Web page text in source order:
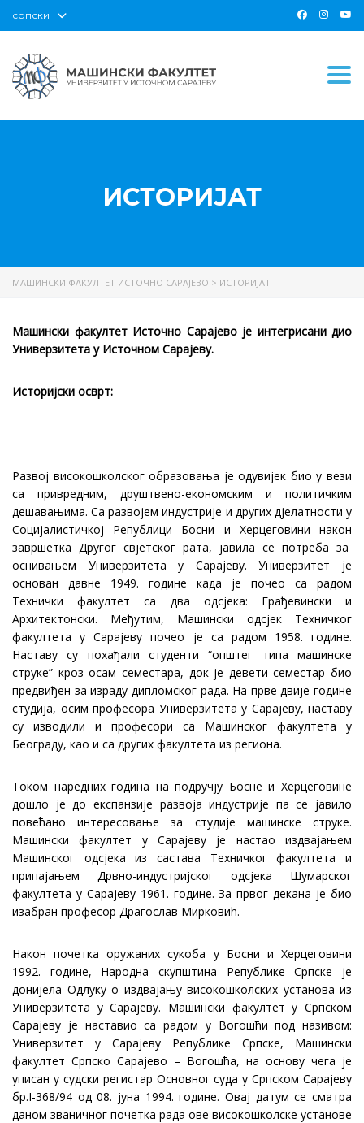
српски
ИСТОРИЈАТ
МАШИНСКИ ФАКУЛТЕТ ИСТОЧНО САРАЈЕВО > ИСТОРИЈАТ
Машински факултет Источно Сарајево је интегрисани дио
Универзитета у Источном Сарајеву.
Историјски осврт:
Развој високошколског образовања је одувијек био у вези
са привредним, друштвено-економским и политичким
дешавањима. Са развојем индустрије и других дјелатности у
Социјалистичкој Републици Босни и Херцеговини након
завршетка Другог свјетског рата, јавила се потреба за
оснивањем Универзитета у Сарајеву. Универзитет је
основан давне 1949. године када је почео са радом
Технички факултет са два одсјека: Грађевински и
Архитектонски. Међутим, Машински одсјек Техничког
факултета у Сарајеву почео је са радом 1958. године.
Наставу су похађали студенти “општег типа машинске
струке” кроз осам семестара, док је девети семестар био
предвиђен за израду дипломског рада. На прве двије године
студија, осим професора Универзитета у Сарајеву, наставу
су изводили и професори са Машинског факултета у
Београду, као и са других факултета из региона.
Током наредних година на подручју Босне и Херцеговине
дошло је до експанзије развоја индустрије па се јавило
повећано интересовање за студије машинске струке.
Машински факултет у Сарајеву је настао издвајањем
Машинског одсјека из састава Техничког факултета и
припајањем Дрвно-индустријског одсјека Шумарског
факултета у Сарајеву 1961. године. За првог декана је био
изабран професор Драгослав Мирковић.
Након почетка оружаних сукоба у Босни и Херцеговини
1992. године, Народна скупштина Републике Српске је
донијела Одлуку о издвајању високошколских установа из
Универзитета у Сарајеву. Машински факултет у Српском
Сарајеву је наставио са радом у Вогошћи под називом:
Универзитет у Сарајеву Републике Српске, Машински
факултет Српско Сарајево – Вогошћа, на основу чега је
уписан у судски регистар Основног суда у Српском Сарајеву
бр.I-368/94 од 08. јуна 1994. године. Овај датум се сматра
даном званичног почетка рада ове високошколске установе